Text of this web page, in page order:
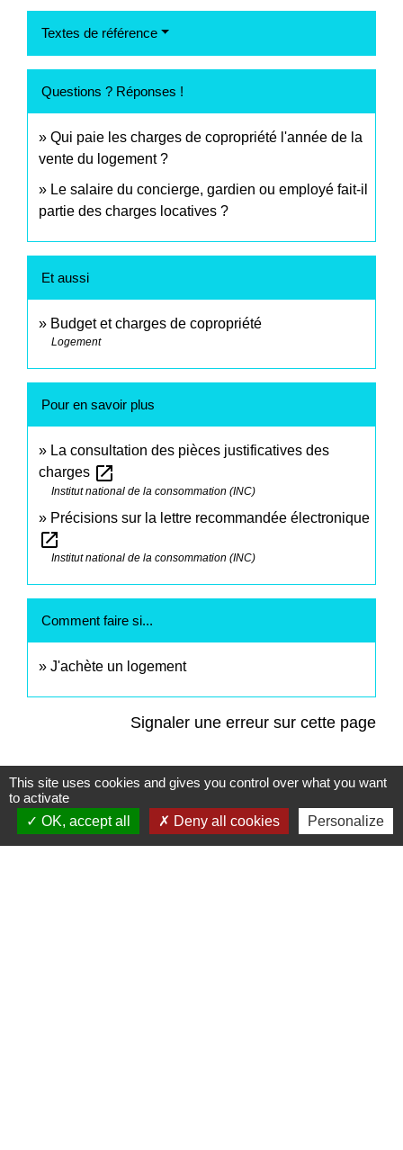
Textes de référence
Questions ? Réponses !
Qui paie les charges de copropriété l'année de la
vente du logement ?
Le salaire du concierge, gardien ou employé fait-il
partie des charges locatives ?
Et aussi
Budget et charges de copropriété
Logement
Pour en savoir plus
La consultation des pièces justificatives des
charges open_in_new
Institut national de la consommation (INC)
Précisions sur la lettre recommandée électronique
open_in_new
Institut national de la consommation (INC)
Comment faire si...
J'achète un logement
Signaler une erreur sur cette page
Contacts
This site uses cookies and gives you control over what you want
to activate
OK, accept all
Deny all cookies Personalize